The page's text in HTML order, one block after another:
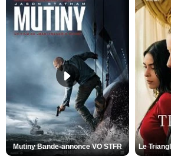
Mutiny Bande-annonce VO STFR Le